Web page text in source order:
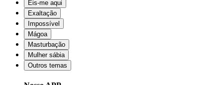
Eis-me aqui
Exaltação
Impossível
Mágoa
Masturbação
Mulher sábia
Outros temas